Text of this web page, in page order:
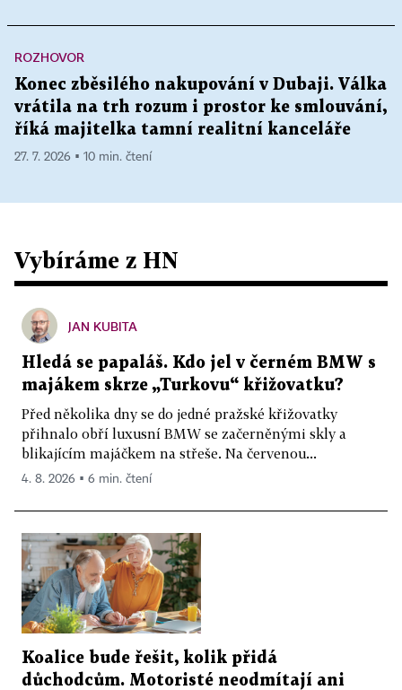
ROZHOVOR
Konec zběsilého nakupování v Dubaji. Válka
vrátila na trh rozum i prostor ke smlouvání,
říká majitelka tamní realitní kanceláře
27. 7. 2026 ▪ 10 min. čtení
Vybíráme z HN
JAN KUBITA
Hledá se papaláš. Kdo jel v černém BMW s
majákem skrze „Turkovu“ křižovatku?
Před několika dny se do jedné pražské křižovatky
přihnalo obří luxusní BMW se začerněnými skly a
blikajícím majáčkem na střeše. Na červenou...
4. 8. 2026 ▪ 6 min. čtení
Koalice bude řešit, kolik přidá
důchodcům. Motoristé neodmítají ani